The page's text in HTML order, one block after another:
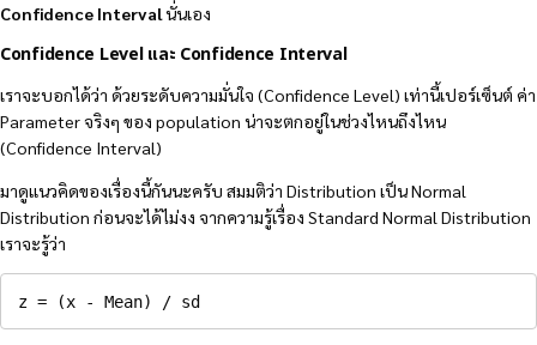
Confidence Intervalนั่นเอง
Confidence Levelและ Confidence Interval
เราจะบอกได้ว่า ด้วยระดับความมั่นใจ (Confidence Level) เท่านี้เปอร์เซ็นต์ ค่า
Parameter จริงๆ ของ population น่าจะตกอยู่ในช่วงไหนถึงไหน
(Confidence Interval)
มาดูแนวคิดของเรื่องนี้กันนะครับ สมมติว่า Distribution เป็น Normal
Distribution ก่อนจะได้ไม่งง จากความรู้เรื่อง Standard Normal Distribution
เราจะรู้ว่า
z = (x - Mean) / sd